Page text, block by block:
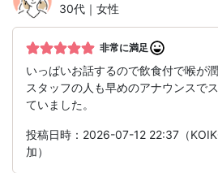
30代｜女性
非常に満足
いっぱいお話するので飲食付で喉が
スタッフの人も早めのアナウンスで
ていました。
投稿日時：2026-07-12 22:37（
加）